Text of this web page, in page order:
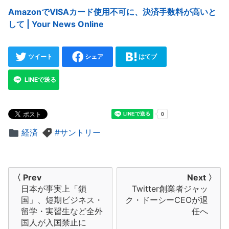
AmazonでVISAカード使用不可に、決済手数料が高いと
して | Your News Online
ツイート シェア はてブ
LINEで送る
経済 サントリー
〈 Prev
日本が事実上「鎖
国」、短期ビジネス・
留学・実習生など全外
国人が入国禁止に
Next 〉
Twitter創業者ジャッ
ク・ドーシーCEOが退
任へ